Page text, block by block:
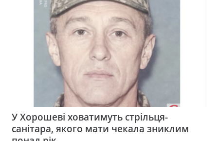
У Хорошеві ховатимуть стрільця-
санітара, якого мати чекала зниклим